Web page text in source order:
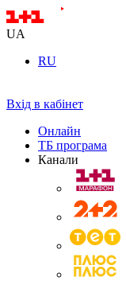
UA
RU
Вхід в кабінет
Онлайн
ТБ програма
Канали